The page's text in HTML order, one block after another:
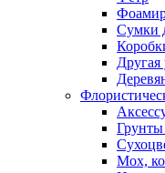
Сумки
Другая
Грунты
Мох,